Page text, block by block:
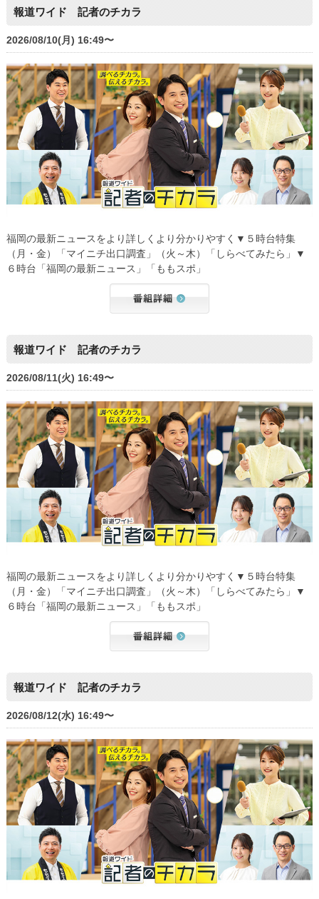
報道ワイド 記者のチカラ
2026/08/10(月) 16:49〜
福岡の最新ニュースをより詳しくより分かりやすく▼５時台特集
（月・金）「マイニチ出口調査」（火～木）「しらべてみたら」▼
６時台「福岡の最新ニュース」「ももスポ」
報道ワイド 記者のチカラ
2026/08/11(火) 16:49〜
福岡の最新ニュースをより詳しくより分かりやすく▼５時台特集
（月・金）「マイニチ出口調査」（火～木）「しらべてみたら」▼
６時台「福岡の最新ニュース」「ももスポ」
報道ワイド 記者のチカラ
2026/08/12(水) 16:49〜